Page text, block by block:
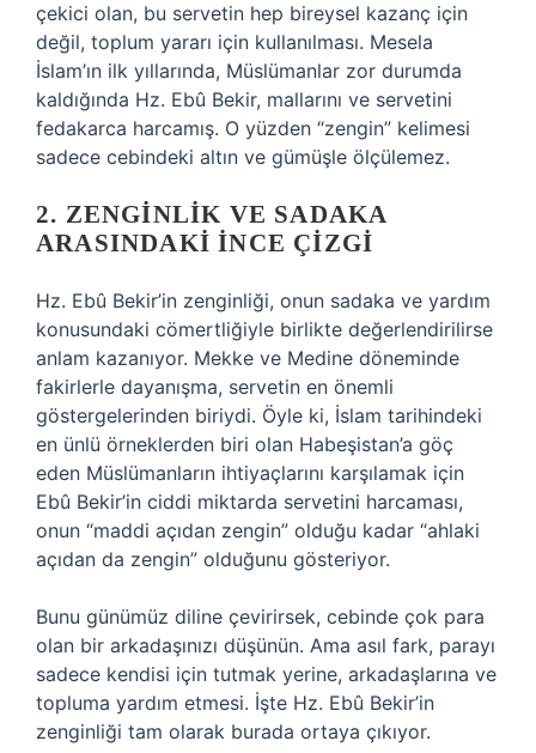
çekici olan, bu servetin hep bireysel kazanç için
değil, toplum yararı için kullanılması. Mesela
İslam’ın ilk yıllarında, Müslümanlar zor durumda
kaldığında Hz. Ebû Bekir, mallarını ve servetini
fedakarca harcamış. O yüzden “zengin” kelimesi
sadece cebindeki altın ve gümüşle ölçülemez.
2. ZENGINLIK VE SADAKA
ARASINDAKI İNCE ÇIZGI
Hz. Ebû Bekir’in zenginliği, onun sadaka ve yardım
konusundaki cömertliğiyle birlikte değerlendirilirse
anlam kazanıyor. Mekke ve Medine döneminde
fakirlerle dayanışma, servetin en önemli
göstergelerinden biriydi. Öyle ki, İslam tarihindeki
en ünlü örneklerden biri olan Habeşistan’a göç
eden Müslümanların ihtiyaçlarını karşılamak için
Ebû Bekir’in ciddi miktarda servetini harcaması,
onun “maddi açıdan zengin” olduğu kadar “ahlaki
açıdan da zengin” olduğunu gösteriyor.
Bunu günümüz diline çevirirsek, cebinde çok para
olan bir arkadaşınızı düşünün. Ama asıl fark, parayı
sadece kendisi için tutmak yerine, arkadaşlarına ve
topluma yardım etmesi. İşte Hz. Ebû Bekir’in
zenginliği tam olarak burada ortaya çıkıyor.